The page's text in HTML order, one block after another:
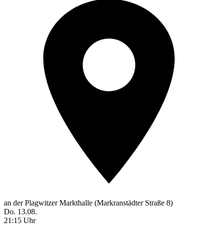
an der Plagwitzer Markthalle (Markranstädter Straße 8)
Do. 13.08.
21:15 Uhr